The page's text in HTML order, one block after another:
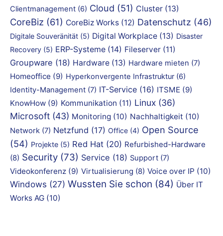
Clientmanagement (6) Cloud (51) Cluster (13)
CoreBiz (61) CoreBiz Works (12) Datenschutz (46)
Digitale Souveränität (5) Digital Workplace (13) Disaster
Recovery (5) ERP-Systeme (14) Fileserver (11)
Groupware (18) Hardware (13) Hardware mieten (7)
Homeoffice (9) Hyperkonvergente Infrastruktur (6)
Identity-Management (7) IT-Service (16) ITSME (9)
KnowHow (9) Kommunikation (11) Linux (36)
Microsoft (43) Monitoring (10) Nachhaltigkeit (10)
Network (7) Netzfund (17) Office (4) Open Source
(54) Projekte (5) Red Hat (20) Refurbished-Hardware
(8) Security (73) Service (18) Support (7)
Videokonferenz (9) Virtualisierung (8) Voice over IP (10)
Windows (27) Wussten Sie schon (84) Über IT
Works AG (10)